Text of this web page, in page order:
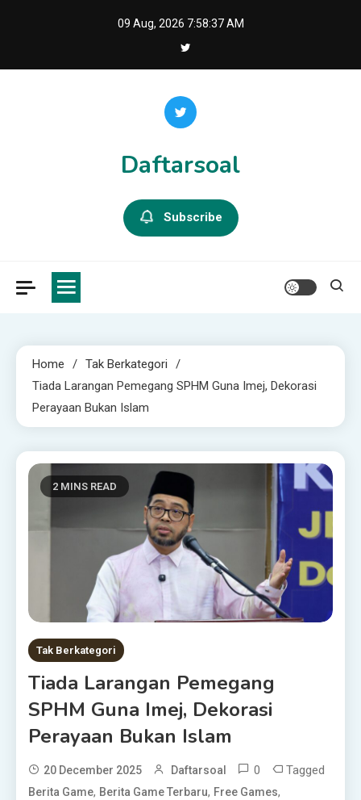
09 Aug, 2026 7:58:38 AM
Daftarsoal
Subscribe
Home
Tak Berkategori
Tiada Larangan Pemegang SPHM Guna Imej, Dekorasi
Perayaan Bukan Islam
2 MINS READ
Tak Berkategori
Tiada Larangan Pemegang
SPHM Guna Imej, Dekorasi
Perayaan Bukan Islam
20 December 2025 Daftarsoal 0 Tagged
Berita Game, Berita Game Terbaru, Free Games,